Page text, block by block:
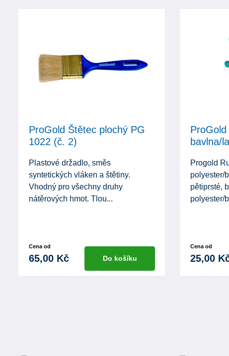
ProGold Štětec plochý PG
1022 (č. 2)
Plastové držadlo, směs
syntetických vláken a štětiny.
Vhodný pro všechny druhy
nátěrových hmot. Tlou...
Cena od
65,00 Kč Do košíku
bavlna/
Progold
polyester/
pětiprsté,
polyester/
Cena od
25,00